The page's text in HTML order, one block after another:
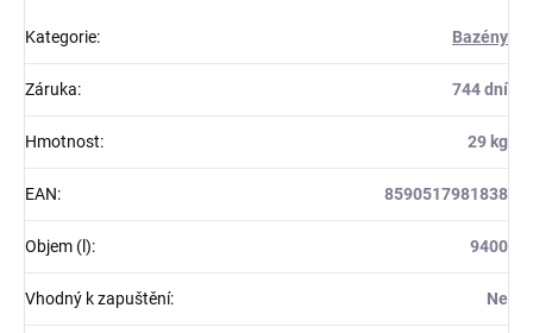
Kategorie: Bazény
Záruka: 744 dní
Hmotnost: 29 kg
EAN: 8590517981838
Objem (l): 9400
Vhodný k zapuštění: Ne